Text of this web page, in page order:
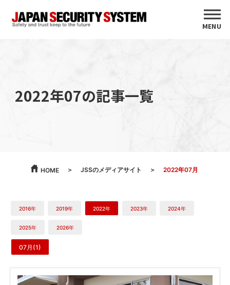
MENU
2022年07の記事一覧
HOME JSSのメディアサイト 2022年07月
2016年 2019年 2022年 2023年 2024年
2025年 2026年
07月(1)